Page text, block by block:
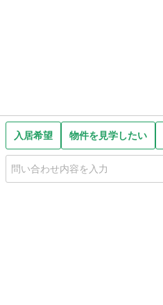
入居希望 物件を見学したい